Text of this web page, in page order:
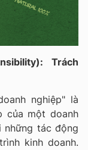
Trách
nghiệp" là
của một doanh
những tác động
kinh doanh.